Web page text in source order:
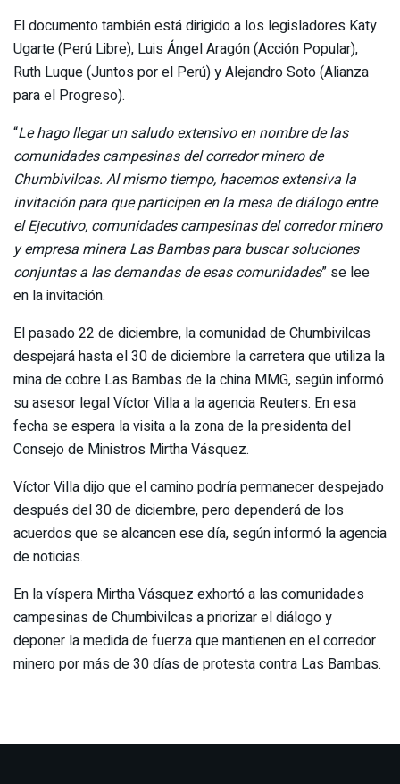
El documento también está dirigido a los legisladores Katy
Ugarte (Perú Libre), Luis Ángel Aragón (Acción Popular),
Ruth Luque (Juntos por el Perú) y Alejandro Soto (Alianza
para el Progreso).
“Le hago llegar un saludo extensivo en nombre de las
comunidades campesinas del corredor minero de
Chumbivilcas. Al mismo tiempo, hacemos extensiva la
invitación para que participen en la mesa de diálogo entre
el Ejecutivo, comunidades campesinas del corredor minero
y empresa minera Las Bambas para buscar soluciones
conjuntas a las demandas de esas comunidades” se lee
en la invitación.
El pasado 22 de diciembre, la comunidad de Chumbivilcas
despejará hasta el 30 de diciembre la carretera que utiliza la
mina de cobre Las Bambas de la china MMG, según informó
su asesor legal Víctor Villa a la agencia Reuters. En esa
fecha se espera la visita a la zona de la presidenta del
Consejo de Ministros Mirtha Vásquez.
Víctor Villa dijo que el camino podría permanecer despejado
después del 30 de diciembre, pero dependerá de los
acuerdos que se alcancen ese día, según informó la agencia
de noticias.
En la víspera Mirtha Vásquez exhortó a las comunidades
campesinas de Chumbivilcas a priorizar el diálogo y
deponer la medida de fuerza que mantienen en el corredor
minero por más de 30 días de protesta contra Las Bambas.